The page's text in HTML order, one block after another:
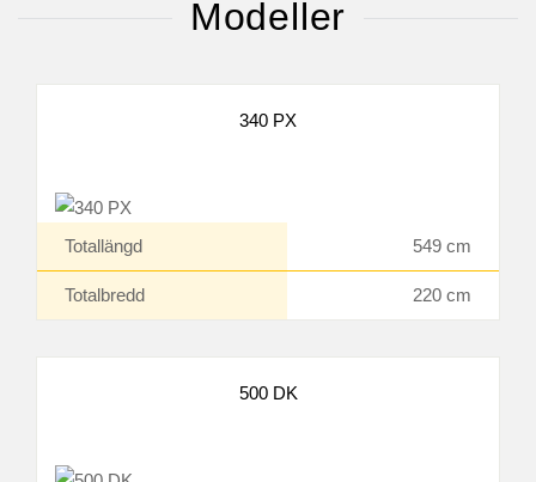
Modeller
340 PX
Totallängd 549 cm
Totalbredd 220 cm
500 DK